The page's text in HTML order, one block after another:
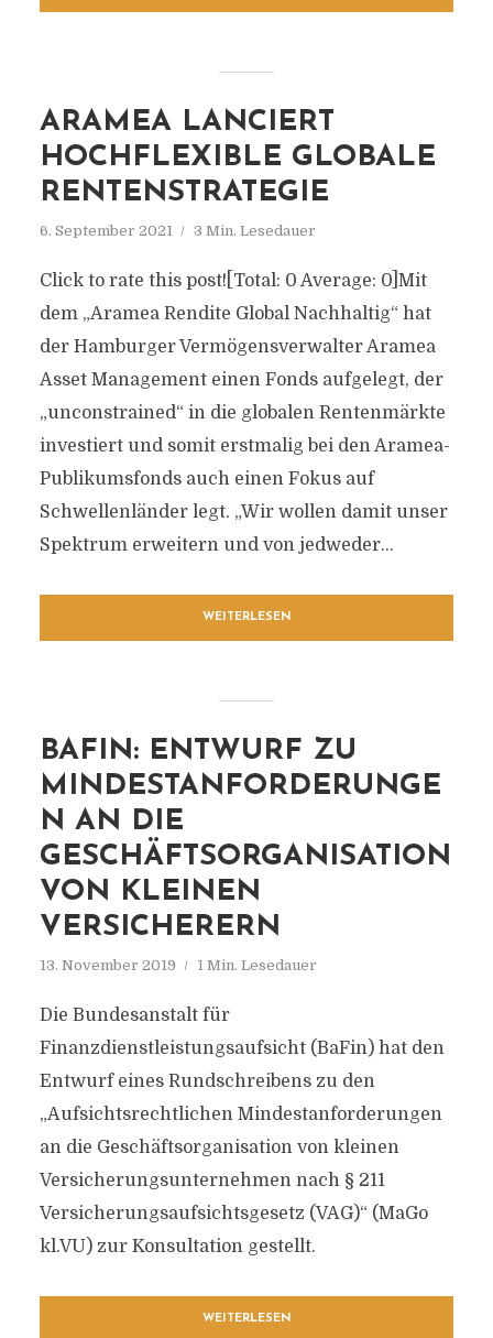
ARAMEA LANCIERT
HOCHFLEXIBLE GLOBALE
RENTENSTRATEGIE
6. September 2021 3 Min. Lesedauer
Click to rate this post![Total: 0 Average: 0]Mit
dem „Aramea Rendite Global Nachhaltig“ hat
der Hamburger Vermögensverwalter Aramea
Asset Management einen Fonds aufgelegt, der
„unconstrained“ in die globalen Rentenmärkte
investiert und somit erstmalig bei den Aramea-
Publikumsfonds auch einen Fokus auf
Schwellenländer legt. „Wir wollen damit unser
Spektrum erweitern und von jedweder...
WEITERLESEN
BAFIN: ENTWURF ZU
MINDESTANFORDERUNGE
N AN DIE
GESCHÄFTSORGANISATION
VON KLEINEN
VERSICHERERN
13. November 2019 1 Min. Lesedauer
Die Bundesanstalt für
Finanzdienstleistungsaufsicht (BaFin) hat den
Entwurf eines Rundschreibens zu den
„Aufsichtsrechtlichen Mindestanforderungen
an die Geschäftsorganisation von kleinen
Versicherungsunternehmen nach § 211
Versicherungsaufsichtsgesetz (VAG)“ (MaGo
kl.VU) zur Konsultation gestellt.
WEITERLESEN